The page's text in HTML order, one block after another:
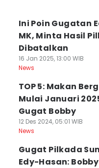
Ini Poin Gugatan
MK, Minta Hasil
Dibatalkan
16 Jan 2025, 13:00 WIB
News
TOP 5: Makan
Mulai Januari
Gugat Bobby
12 Des 2024, 05:01 WIB
News
Gugat Pilkada
Edy-Hasan: